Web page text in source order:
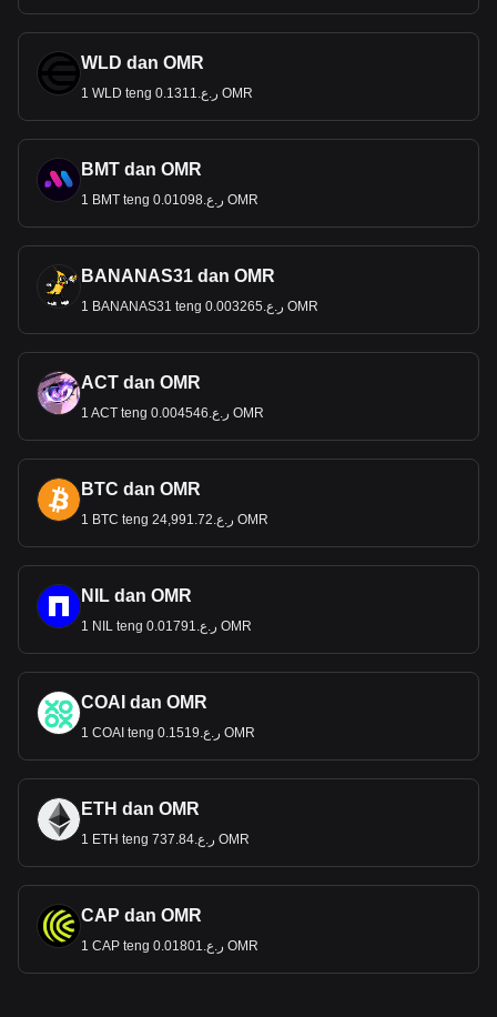
WLD dan OMR
1 WLD teng ر.ع.0.1311 OMR
BMT dan OMR
1 BMT teng ر.ع.0.01098 OMR
BANANAS31 dan OMR
1 BANANAS31 teng ر.ع.0.003265 OMR
ACT dan OMR
1 ACT teng ر.ع.0.004546 OMR
BTC dan OMR
1 BTC teng ر.ع.24,991.72 OMR
NIL dan OMR
1 NIL teng ر.ع.0.01791 OMR
COAI dan OMR
1 COAI teng ر.ع.0.1519 OMR
ETH dan OMR
1 ETH teng ر.ع.737.84 OMR
CAP dan OMR
1 CAP teng ر.ع.0.01801 OMR